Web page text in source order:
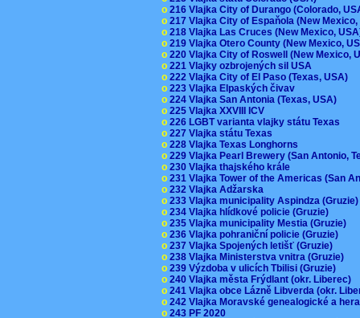
o 216 Vlajka City of Durango (Colorado,
o 217 Vlajka City of Espaňola (New
o 218 Vlajka Las Cruces (New Mexico,
o 219 Vlajka Otero County (New Mexico,
o 220 Vlajka City of Roswell (New Mexico,
o 221 Vlajky ozbrojených sil USA
o 222 Vlajka City of El Paso (Texas, USA)
o 223 Vlajka Elpaských čivav
o 224 Vlajka San Antonia (Texas, USA)
o 225 Vlajka XXVIII ICV
o 226 LGBT varianta vlajky státu Texas
o 227 Vlajka státu Texas
o 228 Vlajka Texas Longhorns
o 229 Vlajka Pearl Brewery (San Antonio,
o 230 Vlajka thajského krále
o 231 Vlajka Tower of the Americas (San
o 232 Vlajka Adžarska
o 233 Vlajka municipality Aspindza
o 234 Vlajka hlídkové policie (Gruzie)
o 235 Vlajka municipality Mestia (Gruzie)
o 236 Vlajka pohraniční policie (Gruzie)
o 237 Vlajka Spojených letišť (Gruzie)
o 238 Vlajka Ministerstva vnitra (Gruzie)
o 239 Výzdoba v ulicích Tbilisi (Gruzie)
o 240 Vlajka města Frýdlant (okr. Liberec)
o 241 Vlajka obce Lázně Libverda (okr.
o 242 Vlajka Moravské genealogické a
o 243 PF 2020